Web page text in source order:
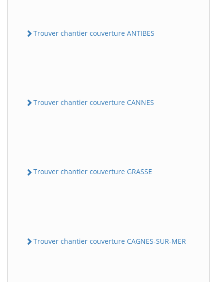
Trouver chantier couverture ANTIBES
Trouver chantier couverture CANNES
Trouver chantier couverture GRASSE
Trouver chantier couverture CAGNES-SUR-MER